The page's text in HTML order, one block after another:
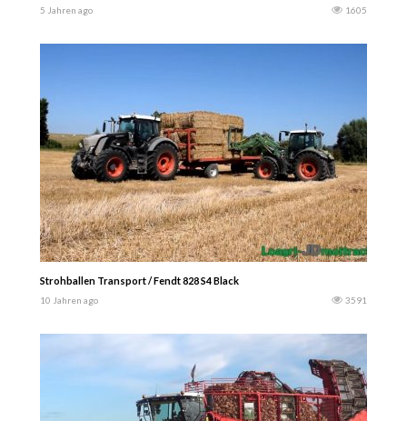
5 Jahren ago 1605
Strohballen Transport / Fendt 828 S4 Black
10 Jahren ago 3591